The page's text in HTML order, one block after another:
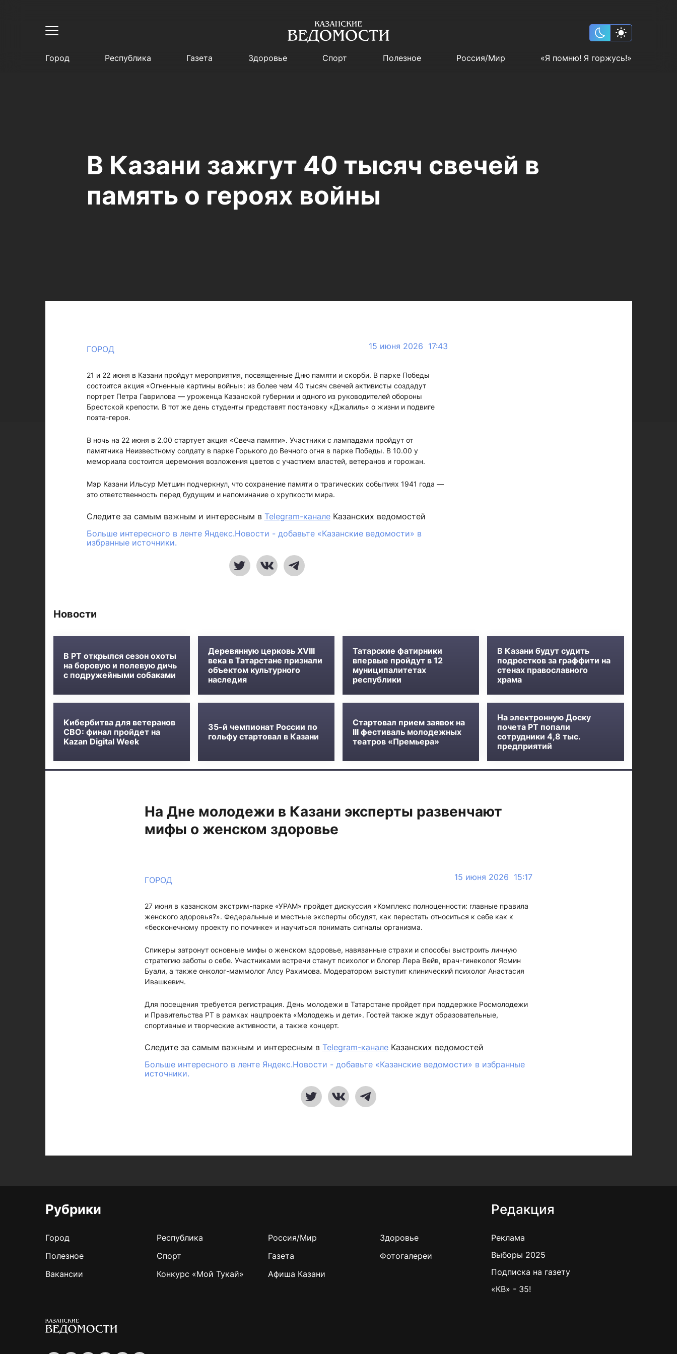
Город Республика Газета Здоровье Спорт Полезное Россия/Мир «Я помню! Я горжусь!»
В Казани зажгут 40 тысяч свечей в
память о героях войны
ГОРОД 15 июня 2026 17:43
21 и 22 июня в Казани пройдут мероприятия, посвященные Дню памяти и скорби. В парке Победы
состоится акция «Огненные картины войны»: из более чем 40 тысяч свечей активисты создадут
портрет Петра Гаврилова — уроженца Казанской губернии и одного из руководителей обороны
Брестской крепости. В тот же день студенты представят постановку «Джалиль» о жизни и подвиге
поэта-героя.
В ночь на 22 июня в 2.00 стартует акция «Свеча памяти». Участники с лампадами пройдут от
памятника Неизвестному солдату в парке Горького до Вечного огня в парке Победы. В 10.00 у
мемориала состоится церемония возложения цветов с участием властей, ветеранов и горожан.
Мэр Казани Ильсур Метшин подчеркнул, что сохранение памяти о трагических событиях 1941 года —
это ответственность перед будущим и напоминание о хрупкости мира.
Следите за самым важным и интересным в Telegram-каналеКазанских ведомостей
Больше интересного в ленте Яндекс.Новости - добавьте «Казанские ведомости» в
избранные источники.
Новости
В РТ открылся сезон охоты
на боровую и полевую дичь
с подружейными собаками
Деревянную церковь XVIII
века в Татарстане признали
объектом культурного
наследия
Татарские фатирники
впервые пройдут в 12
муниципалитетах
республики
В Казани будут судить
подростков за граффити на
стенах православного
храма
Кибербитва для ветеранов
СВО: финал пройдет на
Kazan Digital Week
35-й чемпионат России по
гольфу стартовал в Казани
Стартовал прием заявок на
III фестиваль молодежных
театров «Премьера»
На электронную Доску
почета РТ попали
сотрудники 4,8 тыс.
предприятий
На Дне молодежи в Казани эксперты развенчают
мифы о женском здоровье
ГОРОД 15 июня 2026 15:17
27 июня в казанском экстрим-парке «УРАМ» пройдет дискуссия «Комплекс полноценности: главные правила
женского здоровья?». Федеральные и местные эксперты обсудят, как перестать относиться к себе как к
«бесконечному проекту по починке» и научиться понимать сигналы организма.
Спикеры затронут основные мифы о женском здоровье, навязанные страхи и способы выстроить личную
стратегию заботы о себе. Участниками встречи станут психолог и блогер Лера Вейв, врач-гинеколог Ясмин
Буали, а также онколог-маммолог Алсу Рахимова. Модератором выступит клинический психолог Анастасия
Ивашкевич.
Для посещения требуется регистрация. День молодежи в Татарстане пройдет при поддержке Росмолодежи
и Правительства РТ в рамках нацпроекта «Молодежь и дети». Гостей также ждут образовательные,
спортивные и творческие активности, а также концерт.
Следите за самым важным и интересным в Telegram-канале Казанских ведомостей
Больше интересного в ленте Яндекс.Новости - добавьте «Казанские ведомости» в избранные
источники.
Рубрики
Город Республика Россия/Мир
Здоровье
Полезное
Спорт Газета
Фотогалереи
Вакансии
Конкурс «Мой Тукай» Афиша Казани
Редакция
Реклама
Выборы 2025
Подписка на газету
«КВ» - 35!